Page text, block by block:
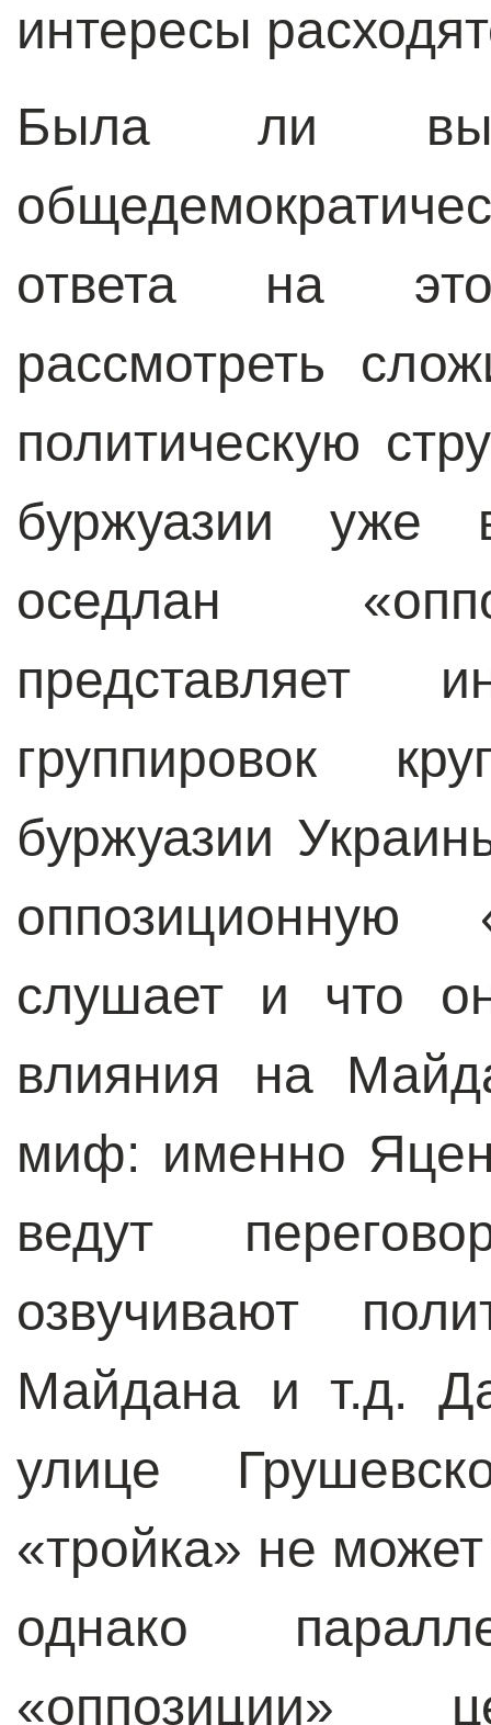
интересы
Была ли
ответа на
рассмотреть
политическую
буржуазии
оседлан
представляет
группировок
буржуазии
слушает и что
влияния на
миф: именно
ведут
озвучивают
Майдана и т.д.
улице
«тройка» не
однако
«оппозиции»